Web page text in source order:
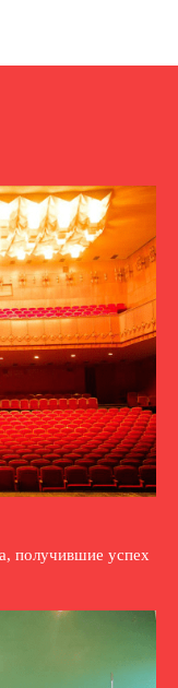
получившие успех